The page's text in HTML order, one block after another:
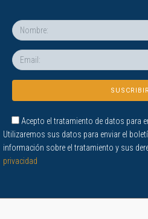
Acepto el tratamiento de datos para
Utilizaremos sus datos para enviar el
información sobre el tratamiento y sus
privacidad